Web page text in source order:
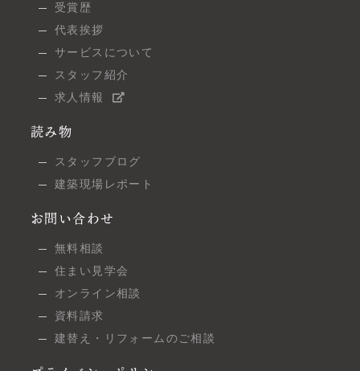
受賞歴
代表挨拶
サービスについて
スタッフ紹介
求人情報
読み物
スタッフブログ
建築現場レポート
お問い合わせ
無料相談
住まい見学会
オンライン相談
資料請求
建替え・リフォームのご相談